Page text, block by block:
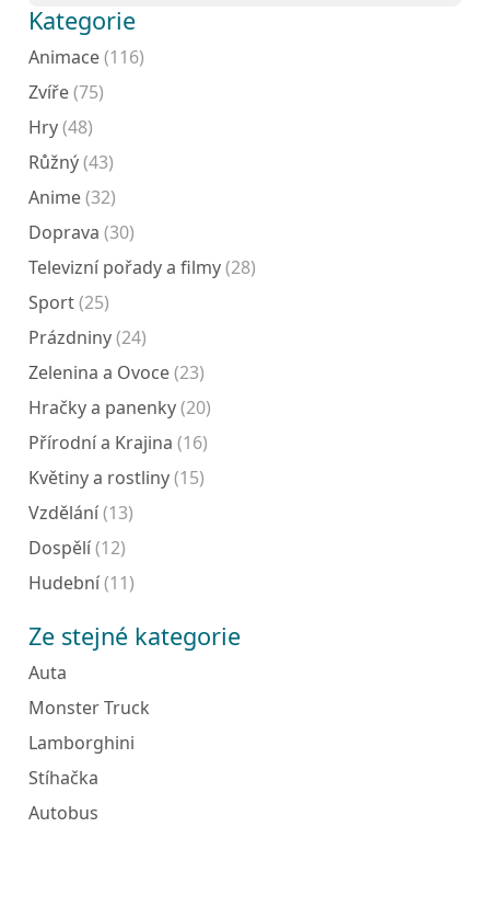
Kategorie
Animace(116)
Zvíře(75)
Hry(48)
Růžný(43)
Anime(32)
Doprava (30)
Televizní pořady a filmy(28)
Sport(25)
Prázdniny(24)
Zelenina a Ovoce(23)
Hračky a panenky(20)
Přírodní a Krajina (16)
Květiny a rostliny(15)
Vzdělání(13)
Dospělí(12)
Hudební(11)
Ze stejné kategorie
Auta
Monster Truck
Lamborghini
Stíhačka
Autobus